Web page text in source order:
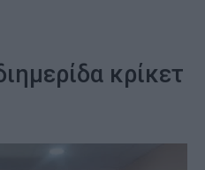
κρίκετ